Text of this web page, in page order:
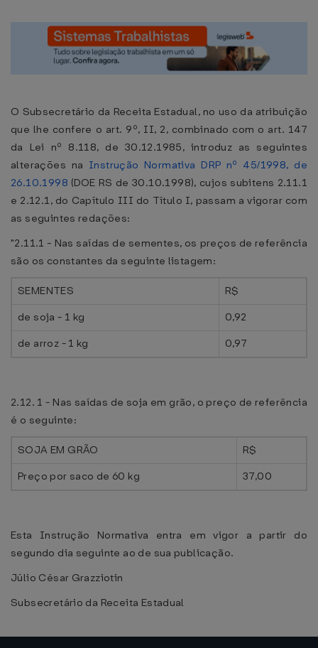
O Subsecretário da Receita Estadual, no uso da atribuição
que lhe confere o art. 9º, II, 2, combinado com o art. 147
da Lei nº 8.118, de 30.12.1985, introduz as seguintes
alterações na Instrução Normativa DRP nº 45/1998, de
26.10.1998 (DOE RS de 30.10.1998), cujos subitens 2.11.1
e 2.12.1, do Capítulo III do Título I, passam a vigorar com
as seguintes redações:
"2.11.1 - Nas saídas de sementes, os preços de referência
são os constantes da seguinte listagem:
SEMENTES
R$
de soja - 1 kg
0,92
de arroz - 1 kg
0,97
2.12. 1 - Nas saídas de soja em grão, o preço de referência
é o seguinte:
SOJA EM GRÃO
R$
Preço por saco de 60 kg
37,00
Esta Instrução Normativa entra em vigor a partir do
segundo dia seguinte ao de sua publicação.
Júlio César Grazziotin
Subsecretário da Receita Estadual